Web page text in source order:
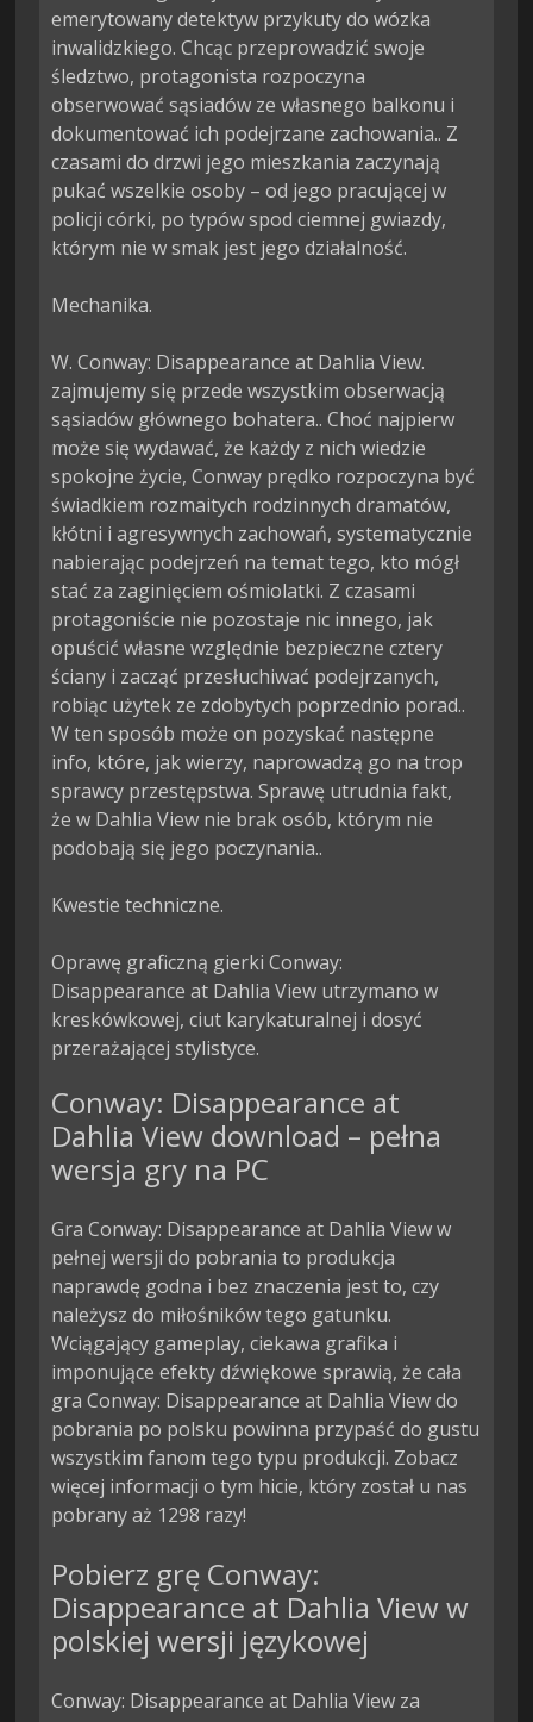
emerytowany detektyw przykuty do wózka
inwalidzkiego. Chcąc przeprowadzić swoje
śledztwo, protagonista rozpoczyna
obserwować sąsiadów ze własnego balkonu i
dokumentować ich podejrzane zachowania.. Z
czasami do drzwi jego mieszkania zaczynają
pukać wszelkie osoby – od jego pracującej w
policji córki, po typów spod ciemnej gwiazdy,
którym nie w smak jest jego działalność.
Mechanika.
W. Conway: Disappearance at Dahlia View.
zajmujemy się przede wszystkim obserwacją
sąsiadów głównego bohatera.. Choć najpierw
może się wydawać, że każdy z nich wiedzie
spokojne życie, Conway prędko rozpoczyna być
świadkiem rozmaitych rodzinnych dramatów,
kłótni i agresywnych zachowań, systematycznie
nabierając podejrzeń na temat tego, kto mógł
stać za zaginięciem ośmiolatki. Z czasami
protagoniście nie pozostaje nic innego, jak
opuścić własne względnie bezpieczne cztery
ściany i zacząć przesłuchiwać podejrzanych,
robiąc użytek ze zdobytych poprzednio porad..
W ten sposób może on pozyskać następne
info, które, jak wierzy, naprowadzą go na trop
sprawcy przestępstwa. Sprawę utrudnia fakt,
że w Dahlia View nie brak osób, którym nie
podobają się jego poczynania..
Kwestie techniczne.
Oprawę graficzną gierki Conway:
Disappearance at Dahlia View utrzymano w
kreskówkowej, ciut karykaturalnej i dosyć
przerażającej stylistyce.
Conway: Disappearance at
Dahlia View download – pełna
wersja gry na PC
Gra Conway: Disappearance at Dahlia View w
pełnej wersji do pobrania to produkcja
naprawdę godna i bez znaczenia jest to, czy
należysz do miłośników tego gatunku.
Wciągający gameplay, ciekawa grafika i
imponujące efekty dźwiękowe sprawią, że cała
gra Conway: Disappearance at Dahlia View do
pobrania po polsku powinna przypaść do gustu
wszystkim fanom tego typu produkcji. Zobacz
więcej informacji o tym hicie, który został u nas
pobrany aż 1298 razy!
Pobierz grę Conway:
Disappearance at Dahlia View w
polskiej wersji językowej
Conway: Disappearance at Dahlia View za